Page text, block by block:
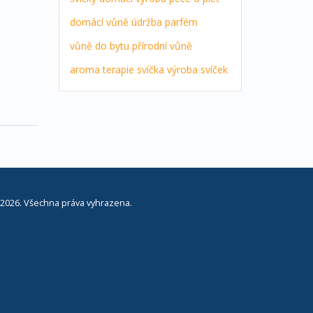
domácí vůně údržba parfém
vůně do bytu přírodní vůně
aroma terapie svíčka výroba svíček
Všechna práva vyhrazena.